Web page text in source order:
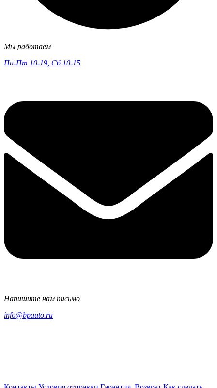
Мы работаем
Пн-Пт 10-19, Сб 10-15
Напишите нам письмо
info@bpauto.ru